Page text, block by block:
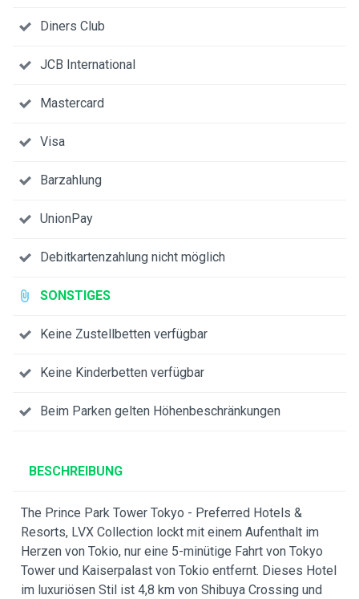
Diners Club
JCB International
Mastercard
Visa
Barzahlung
UnionPay
Debitkartenzahlung nicht möglich
SONSTIGES
Keine Zustellbetten verfügbar
Keine Kinderbetten verfügbar
Beim Parken gelten Höhenbeschränkungen
BESCHREIBUNG
The Prince Park Tower Tokyo - Preferred Hotels &
Resorts, LVX Collection lockt mit einem Aufenthalt im
Herzen von Tokio, nur eine 5-minütige Fahrt von Tokyo
Tower und Kaiserpalast von Tokio entfernt. Dieses Hotel
im luxuriösen Stil ist 4,8 km von Shibuya Crossing und